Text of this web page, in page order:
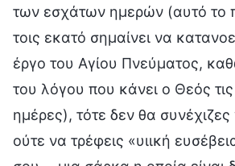
των εσχάτων ημερών (αυτό το
τοις εκατό σημαίνει να
έργο του Αγίου Πνεύματος,
του λόγου που κάνει ο Θεός
ημέρες), τότε δεν θα συνέχιζες
ούτε να τρέφεις «υιική